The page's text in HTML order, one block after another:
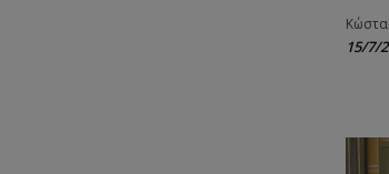
15/7/